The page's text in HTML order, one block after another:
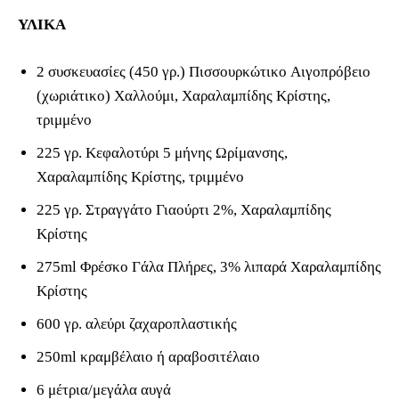
ΥΛΙΚΑ
2 συσκευασίες (450 γρ.) Πισσουρκώτικο Aιγοπρόβειο
(χωριάτικο) Χαλλούμι, Χαραλαμπίδης Κρίστης,
τριμμένο
225 γρ. Κεφαλοτύρι 5 μήνης Ωρίμανσης,
Χαραλαμπίδης Κρίστης, τριμμένο
225 γρ. Στραγγάτο Γιαούρτι 2%, Χαραλαμπίδης
Κρίστης
275ml Φρέσκο Γάλα Πλήρες, 3% λιπαρά Χαραλαμπίδης
Κρίστης
600 γρ. αλεύρι ζαχαροπλαστικής
250ml κραμβέλαιο ή αραβοσιτέλαιο
6 μέτρια/μεγάλα αυγά